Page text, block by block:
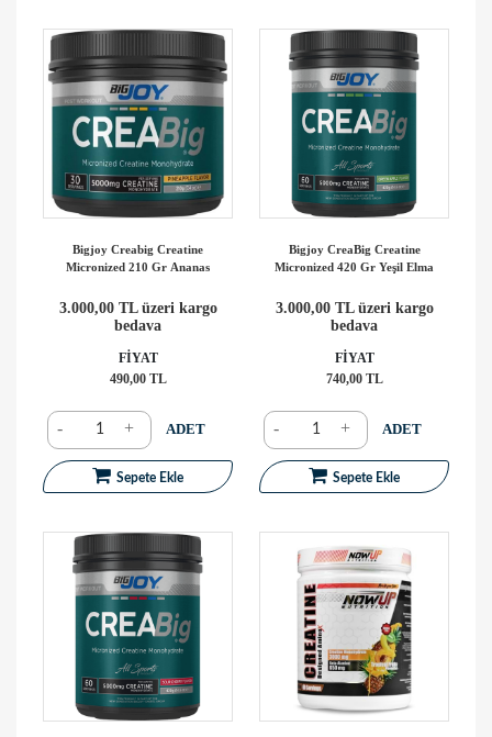
Bigjoy Creabig Creatine
Micronized 210 Gr Ananas
3.000,00 TL üzeri kargo
bedava
FİYAT
490,00 TL
- + ADET
Sepete Ekle
Bigjoy CreaBig Creatine
Micronized 420 Gr Yeşil Elma
3.000,00 TL üzeri kargo
bedava
FİYAT
740,00 TL
- + ADET
Sepete Ekle